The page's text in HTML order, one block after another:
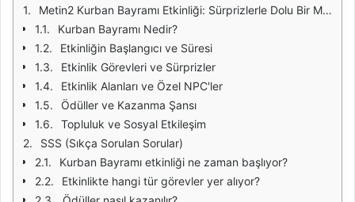
Metin2 Kurban Bayramı Etkinliği: Sürprizlerle Dolu Bir Macera
Kurban Bayramı Nedir?
Etkinliğin Başlangıcı ve Süresi
Etkinlik Görevleri ve Sürprizler
Etkinlik Alanları ve Özel NPC'ler
Ödüller ve Kazanma Şansı
Topluluk ve Sosyal Etkileşim
SSS (Sıkça Sorulan Sorular)
Kurban Bayramı etkinliği ne zaman başlıyor?
Etkinlikte hangi tür görevler yer alıyor?